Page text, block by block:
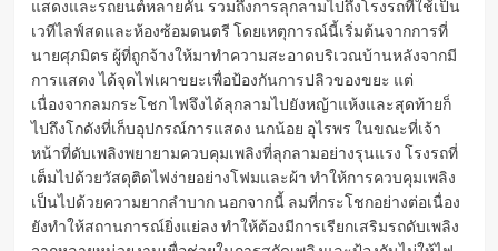
แสดงและรถยนต์หลายคัน รวมถึงการลุกลามไปถึงโรงรถที่ใช้เป็น
เวทีไลฟ์สดและห้องซ้อมดนตรี โดยเหตุการณ์นี้เริ่มต้นจากการที่
นายศุภมิตร ผู้ที่ถูกจ้างให้มาทำความสะอาดบริเวณบ้านหลังจากมี
การแสดง ได้จุดไฟเผาขยะเพื่อป้องกันการปลิวของขยะ แต่
เนื่องจากลมกระโชก ไฟจึงได้ลุกลามไปยังหญ้าแห้งและสุดท้ายก็
ไปถึงโกดังที่เก็บอุปกรณ์การแสดง นกน้อย อุไรพร ในขณะที่เจ้า
หน้าที่ดับเพลิงพยายามควบคุมเพลิงที่ลุกลามอย่างรุนแรง โรงรถที่
เต็มไปด้วยวัสดุติดไฟง่ายอย่างโฟมและผ้า ทำให้การควบคุมเพลิง
เป็นไปด้วยความยากลำบาก นอกจากนี้ ลมที่กระโชกอย่างต่อเนื่อง
ยังทำให้สถานการณ์ยิ่งแย่ลง ทำให้ต้องมีการเรียกเสริมรถดับเพลิง